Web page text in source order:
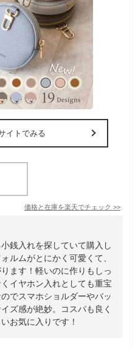
イトでみる
価格と在庫を楽天でチェック >>
銭入れを探していて購入し
ルムがとにかく可愛くて、
ます！軽いのに作りもしっ
イヤホン入れとしても重宝
でスマホショルダーやバッ
ズ感が絶妙。コスパも良く
お気に入りです！